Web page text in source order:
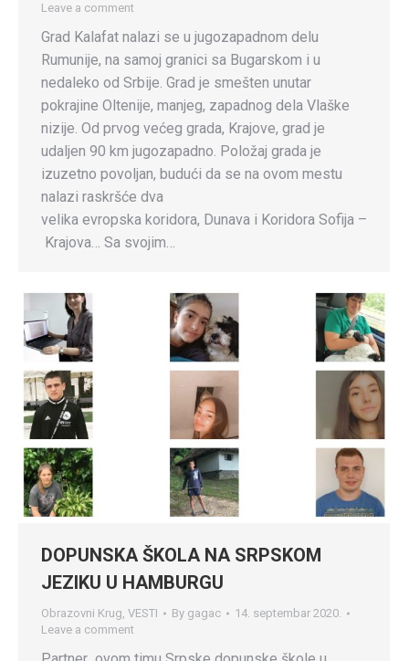
Leave a comment
Grad Kalafat nalazi se u jugozapadnom delu
Rumunije, na samoj granici sa Bugarskom i u
nedaleko od Srbije. Grad je smešten unutar
pokrajine Oltenije, manjeg, zapadnog dela Vlaške
nizije. Od prvog većeg grada, Krajove, grad je
udaljen 90 km jugozapadno. Položaj grada je
izuzetno povoljan, budući da se na ovom mestu
nalazi raskršće dva
velika evropska koridora, Dunava i Koridora Sofija –
Krajova… Sa svojim…
DOPUNSKA ŠKOLA NA SRPSKOM
JEZIKU U HAMBURGU
Obrazovni Krug, VESTI By gagac
14. septembar 2020.
Leave a comment